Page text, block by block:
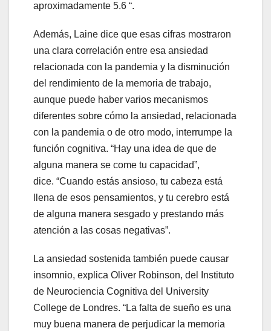
aproximadamente 5.6 “.
Además, Laine dice que esas cifras mostraron
una clara correlación entre esa ansiedad
relacionada con la pandemia y la disminución
del rendimiento de la memoria de trabajo,
aunque puede haber varios mecanismos
diferentes sobre cómo la ansiedad, relacionada
con la pandemia o de otro modo, interrumpe la
función cognitiva. “Hay una idea de que de
alguna manera se come tu capacidad”,
dice. “Cuando estás ansioso, tu cabeza está
llena de esos pensamientos, y tu cerebro está
de alguna manera sesgado y prestando más
atención a las cosas negativas”.
La ansiedad sostenida también puede causar
insomnio, explica Oliver Robinson, del Instituto
de Neurociencia Cognitiva del University
College de Londres. “La falta de sueño es una
muy buena manera de perjudicar la memoria